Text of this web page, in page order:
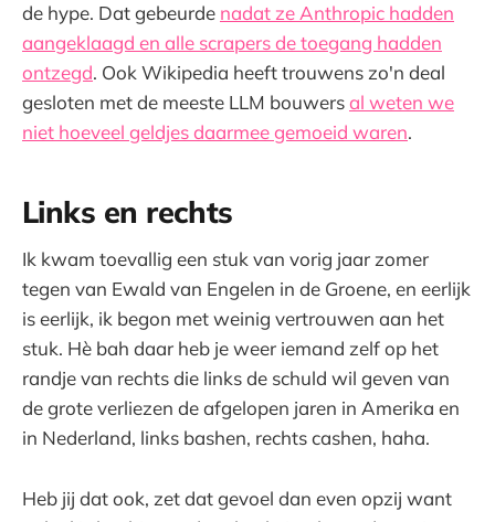
de hype. Dat gebeurde nadat ze Anthropic hadden
aangeklaagd en alle scrapers de toegang hadden
ontzegd. Ook Wikipedia heeft trouwens zo'n deal
gesloten met de meeste LLM bouwersal weten we
niet hoeveel geldjes daarmee gemoeid waren.
Links en rechts
Ik kwam toevallig een stuk van vorig jaar zomer
tegen van Ewald van Engelen in de Groene, en eerlijk
is eerlijk, ik begon met weinig vertrouwen aan het
stuk. Hè bah daar heb je weer iemand zelf op het
randje van rechts die links de schuld wil geven van
de grote verliezen de afgelopen jaren in Amerika en
in Nederland, links bashen, rechts cashen, haha.
Heb jij dat ook, zet dat gevoel dan even opzij want